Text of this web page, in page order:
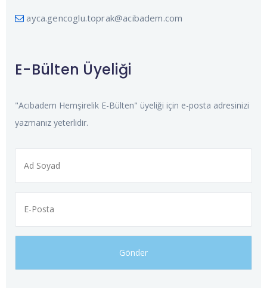
ayca.gencoglu.toprak@acibadem.com
E-Bülten Üyeliği
"Acıbadem Hemşirelik E-Bülten" üyeliği için e-posta adresinizi
yazmanız yeterlidir.